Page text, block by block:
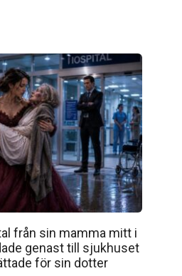
från sin mamma mitt i
genast till sjukhuset
för sin dotter